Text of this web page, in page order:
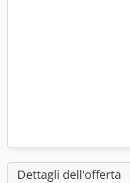
Dettagli dell'offerta